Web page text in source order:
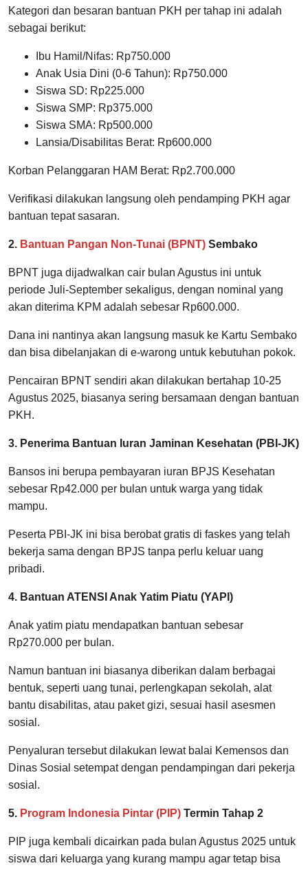
Kategori dan besaran bantuan PKH per tahap ini adalah
sebagai berikut:
Ibu Hamil/Nifas: Rp750.000
Anak Usia Dini (0-6 Tahun): Rp750.000
Siswa SD: Rp225.000
Siswa SMP: Rp375.000
Siswa SMA: Rp500.000
Lansia/Disabilitas Berat: Rp600.000
Korban Pelanggaran HAM Berat: Rp2.700.000
Verifikasi dilakukan langsung oleh pendamping PKH agar
bantuan tepat sasaran.
2. Bantuan Pangan Non-Tunai (BPNT) Sembako
BPNT juga dijadwalkan cair bulan Agustus ini untuk
periode Juli-September sekaligus, dengan nominal yang
akan diterima KPM adalah sebesar Rp600.000.
Dana ini nantinya akan langsung masuk ke Kartu Sembako
dan bisa dibelanjakan di e-warong untuk kebutuhan pokok.
Pencairan BPNT sendiri akan dilakukan bertahap 10-25
Agustus 2025, biasanya sering bersamaan dengan bantuan
PKH.
3. Penerima Bantuan Iuran Jaminan Kesehatan (PBI-JK)
Bansos ini berupa pembayaran iuran BPJS Kesehatan
sebesar Rp42.000 per bulan untuk warga yang tidak
mampu.
Peserta PBI-JK ini bisa berobat gratis di faskes yang telah
bekerja sama dengan BPJS tanpa perlu keluar uang
pribadi.
4. Bantuan ATENSI Anak Yatim Piatu (YAPI)
Anak yatim piatu mendapatkan bantuan sebesar
Rp270.000 per bulan.
Namun bantuan ini biasanya diberikan dalam berbagai
bentuk, seperti uang tunai, perlengkapan sekolah, alat
bantu disabilitas, atau paket gizi, sesuai hasil asesmen
sosial.
Penyaluran tersebut dilakukan lewat balai Kemensos dan
Dinas Sosial setempat dengan pendampingan dari pekerja
sosial.
5. Program Indonesia Pintar (PIP) Termin Tahap 2
PIP juga kembali dicairkan pada bulan Agustus 2025 untuk
siswa dari keluarga yang kurang mampu agar tetap bisa